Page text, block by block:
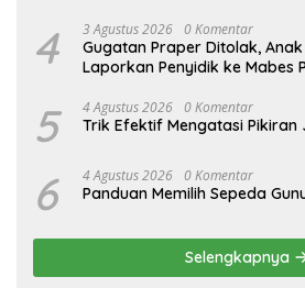
4 3 Agustus 2026 0 Komentar
Gugatan Praper Ditolak,
Laporkan Penyidik ke Mabes
5 4 Agustus 2026 0 Komentar
Trik Efektif Mengatasi Pikiran
6 4 Agustus 2026 0 Komentar
Panduan Memilih Sepeda
Selengkapnya